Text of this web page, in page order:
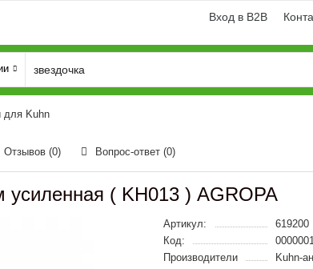
Вход в B2B
для Kuhn
Отзывов (0) Вопрос-ответ (0)
усиленная ( KH013 ) AGROPA
Артикул:
619200
Код:
Производители
Kuhn-